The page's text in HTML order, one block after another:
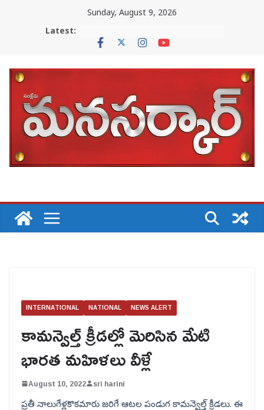
Sunday, August 9, 2026
Latest:
INTERNATIONAL NATIONAL NEWS ALERT
కామన్వెల్త్ క్రీడల్లో మెరిసిన మేటి
భారత మహిళలు వీళ్లే
August 10, 2022 sri harini
ప్రతీ నాలుగేళ్లకొకమారు జరిగే ఆటల పండుగ కామన్వెల్త్ క్రీడలు. ఈ